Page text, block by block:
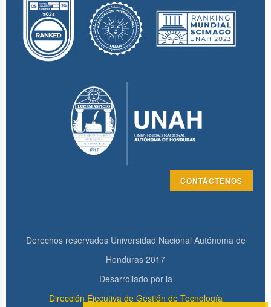
CONTÁCTENOS
Derechos reservados Universidad Nacional Autónoma de
Honduras 2017
Desarrollado por la
Dirección Ejecutiva de Gestión de Tecnología